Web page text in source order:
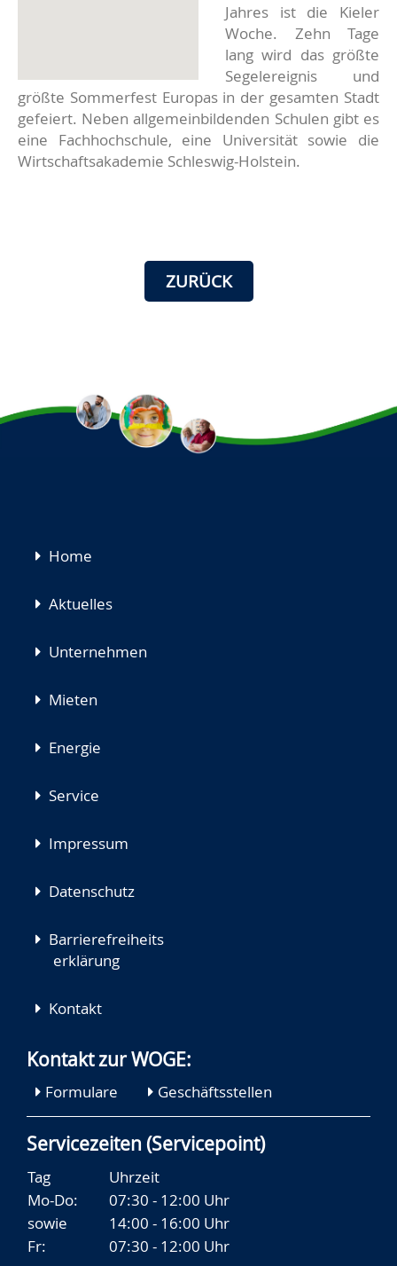
Jahres ist die Kieler
Woche. Zehn Tage
lang wird das größte
Segelereignis und
größte Sommerfest Europas in der gesamten Stadt
gefeiert. Neben allgemeinbildenden Schulen gibt es
eine Fachhochschule, eine Universität sowie die
Wirtschaftsakademie Schleswig-Holstein.
ZURÜCK
Navigation
Home
Aktuelles
Unternehmen
Mieten
Energie
Service
Impressum
Datenschutz
Barrierefreiheits
erklärung
Kontakt
Kontakt zur WOGE:
Formulare Geschäftsstellen
Servicezeiten (Servicepoint)
Tag
Uhrzeit
Mo-Do:
07:30 - 12:00 Uhr
sowie
14:00 - 16:00 Uhr
Fr:
07:30 - 12:00 Uhr